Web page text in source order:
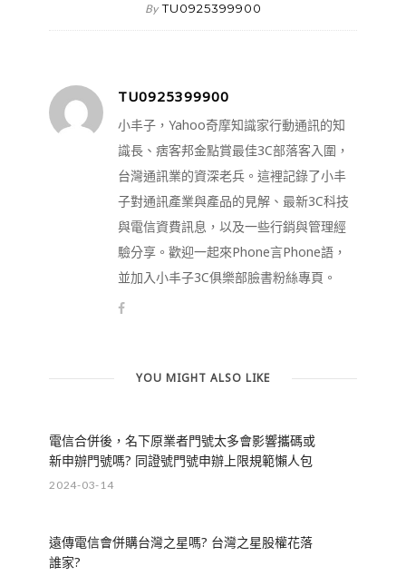
By TU0925399900
TU0925399900
小丰子，Yahoo奇摩知識家行動通訊的知
識長、痞客邦金點賞最佳3C部落客入圍，
台灣通訊業的資深老兵。這裡記錄了小丰
子對通訊產業與產品的見解、最新3C科技
與電信資費訊息，以及一些行銷與管理經
驗分享。歡迎一起來Phone言Phone語，
並加入小丰子3C俱樂部臉書粉絲專頁。
YOU MIGHT ALSO LIKE
電信合併後，名下原業者門號太多會影響攜碼或
新申辦門號嗎? 同證號門號申辦上限規範懶人包
2024-03-14
遠傳電信會併購台灣之星嗎? 台灣之星股權花落
誰家?